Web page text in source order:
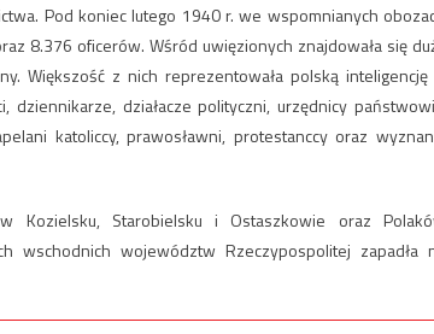
Pod koniec lutego 1940 r. we wspomnianych
8.376 oficerów. Wśród uwięzionych znajdowała się
Większość z nich reprezentowała polską
dziennikarze, działacze polityczni, urzędnicy
katoliccy, prawosławni, protestanccy oraz
Starobielsku i Ostaszkowie oraz
wschodnich województw Rzeczypospolitej zapadła